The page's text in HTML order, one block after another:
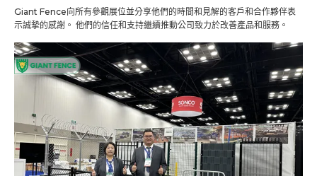
Giant Fence向所有參觀展位並分享他們的時間和見解的客戶和合作夥伴表
示誠摯的感謝。 他們的信任和支持繼續推動公司致力於改善產品和服務。